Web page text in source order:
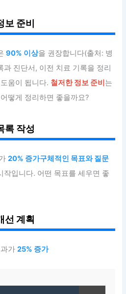
보 준비
90% 이상을 권장합니다(출처: 병
진단서, 이전 치료 기록을 정리
움이 됩니다. 철저한 정보 준비는
떻게 정리하면 좋을까요?
록 작성
20% 증가구체적인 목표와 질문
작입니다. 어떤 목표를 세우면 좋
선 계획
과가25% 증가